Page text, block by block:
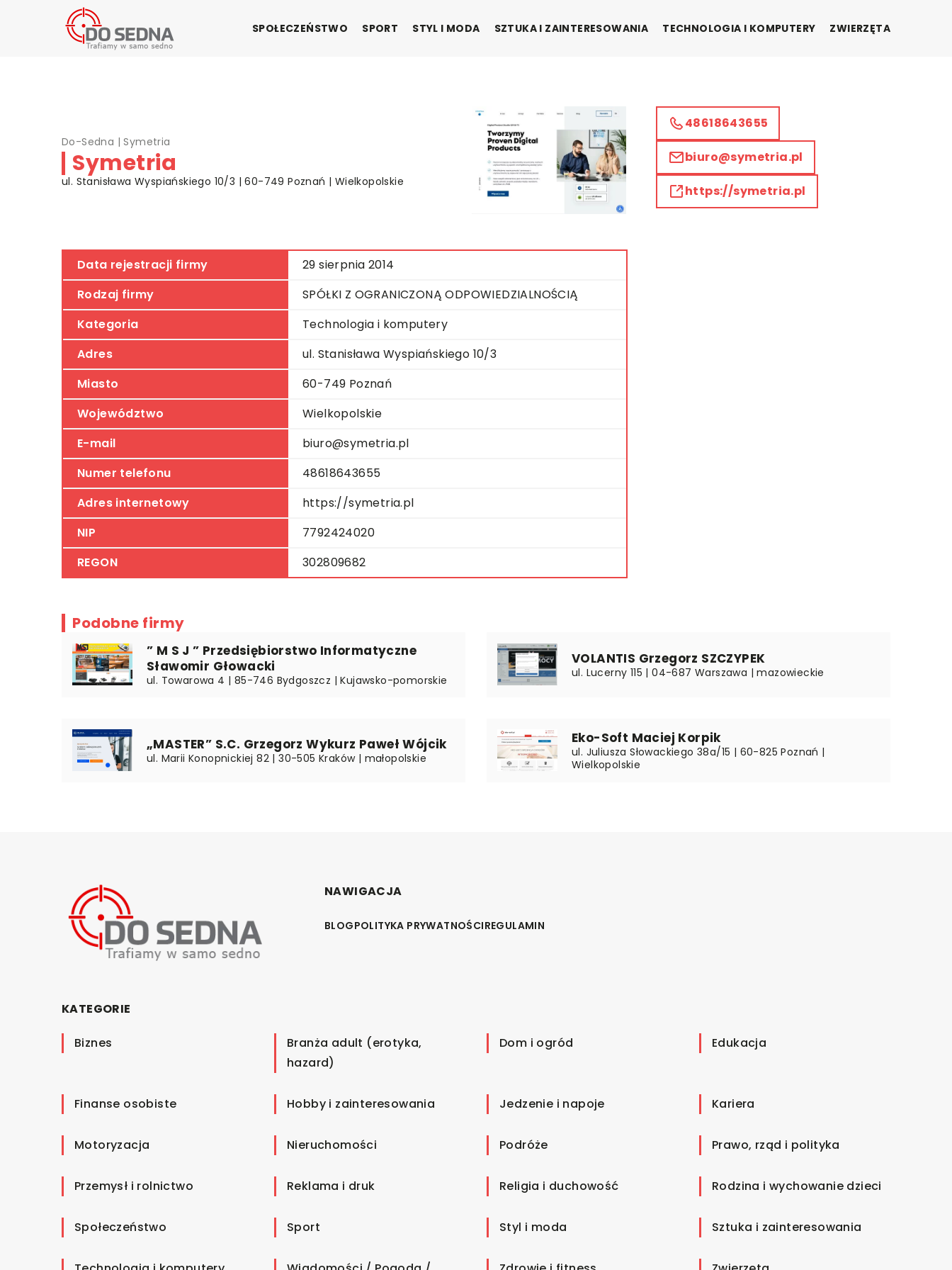
SPOŁECZEŃSTWO SPORT STYL I MODA SZTUKA I ZAINTERESOWANIA TECHNOLOGIA I KOMPUTERY ZWIERZĘTA
Do-Sedna |Symetria
Symetria
ul. Stanisława Wyspiańskiego 10/3 | 60-749 Poznań | Wielkopolskie
Data rejestracji firmy
29 sierpnia 2014
Rodzaj firmy
SPÓŁKI Z OGRANICZONĄ ODPOWIEDZIALNOŚCIĄ
Kategoria
Technologia i komputery
Adres
ul. Stanisława Wyspiańskiego 10/3
Miasto
60-749 Poznań
Województwo
Wielkopolskie
E-mail
biuro@symetria.pl
Numer telefonu
48618643655
Adres internetowy
https://symetria.pl
NIP
7792424020
REGON
302809682
48618643655
biuro@symetria.pl
https://symetria.pl
Podobne firmy
” M S J ” Przedsiębiorstwo Informatyczne
Sławomir Głowacki
ul. Towarowa 4 | 85-746 Bydgoszcz | Kujawsko-pomorskie
VOLANTIS Grzegorz SZCZYPEK
ul. Lucerny 115 | 04-687 Warszawa | mazowieckie
„MASTER” S.C. Grzegorz Wykurz Paweł Wójcik
ul. Marii Konopnickiej 82 | 30-505 Kraków | małopolskie
Eko-Soft Maciej Korpik
ul. Juliusza Słowackiego 38a/15 | 60-825 Poznań |
Wielkopolskie
NAWIGACJA
BLOGPOLITYKA PRYWATNOŚCIREGULAMIN
KATEGORIE
Biznes
Branża adult (erotyka,
hazard)
Dom i ogród Edukacja
Finanse osobiste Hobby i zainteresowania Jedzenie i napoje Kariera
Motoryzacja Nieruchomości Podróże Prawo, rząd i polityka
Przemysł i rolnictwo Reklama i druk Religia i duchowość Rodzina i wychowanie dzieci
Społeczeństwo Sport Styl i moda Sztuka i zainteresowania